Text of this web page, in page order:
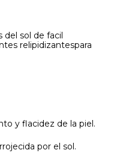
del sol de facil
relipidizantespara
y flacidez de la piel.
por el sol.